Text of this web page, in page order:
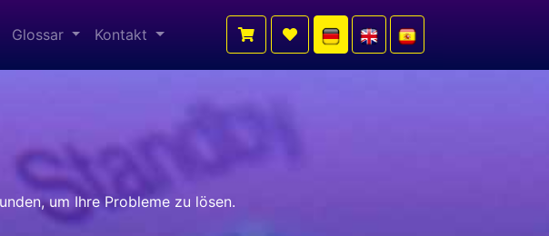
Glossar Kontakt
um Ihre Probleme zu lösen.